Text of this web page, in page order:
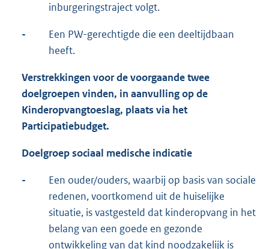
inburgeringstraject volgt.
-
Een PW-gerechtigde die een deeltijdbaan
heeft.
Verstrekkingen voor de voorgaande twee
doelgroepen vinden, in aanvulling op de
Kinderopvangtoeslag, plaats via het
Participatiebudget.
Doelgroep sociaal medische indicatie
-
Een ouder/ouders, waarbij op basis van sociale
redenen, voortkomend uit de huiselijke
situatie, is vastgesteld dat kinderopvang in het
belang van een goede en gezonde
ontwikkeling van dat kind noodzakelijk is